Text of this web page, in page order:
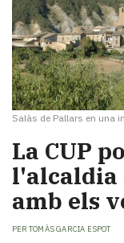
Salàs de Pallars en una
La CUP
l'alcaldia
amb els
PER TOMÀS GARCIA ESPOT